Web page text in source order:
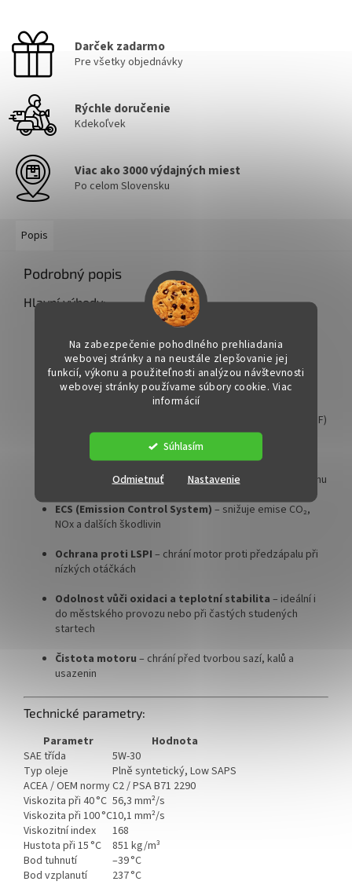
Na zabezpečenie pohodlného prehliadania
webovej stránky a na neustále zlepšovanie jej
funkcií, výkonu a použiteľnosti analýzou návštevnosti
webovej stránky používame súbory cookie. Viac
informácií
Súhlasím
Nastavenie
Odmietnuť
Darček zadarmo
Pre všetky objednávky
Rýchle doručenie
Kdekoľvek
Viac ako 3000 výdajných miest
Po celom Slovensku
Popis
Podrobný popis
Hlavní výhody:
ACEA C2
PSA B71 2290
– Splňuje FIAT 9.55535-S1, IVECO 18-1811 SC1
– Doporučeno pro Toyota
– šetrný k filtrům pevných částic (DPF)
a dalším emisním systémům
Fuel Economy– úspora paliva až o 6 % při studených
startech, průměrná úspora 2,5 % v kombinovaném režimu
ECS (Emission Control System) – snižuje emise CO₂,
NOx a dalších škodlivin
Ochrana proti LSPI – chrání motor proti předzápalu při
nízkých otáčkách
Odolnost vůči oxidaci a teplotní stabilita – ideální i
do městského provozu nebo při častých studených
startech
Čistota motoru – chrání před tvorbou sazí, kalů a
usazenin
Technické parametry:
Parametr
Hodnota
SAE třída
5W-30
Typ oleje
Plně syntetický, Low SAPS
ACEA / OEM normyC2 / PSA B71 2290
Viskozita při 40 °C 56,3 mm²/s
Viskozita při 100 °C10,1 mm²/s
Viskozitní index
168
Hustota při 15 °C
851 kg/m³
Bod tuhnutí
–39 °C
Bod vzplanutí
237 °C